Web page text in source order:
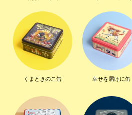
くまときのこ缶 幸せを届けに缶